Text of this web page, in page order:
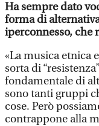
Ha sempre dato
forma di
iperconnesso, che
«La musica etnica
sorta di
fondamentale di
sono tanti gruppi
cose. Però
contrappone alla